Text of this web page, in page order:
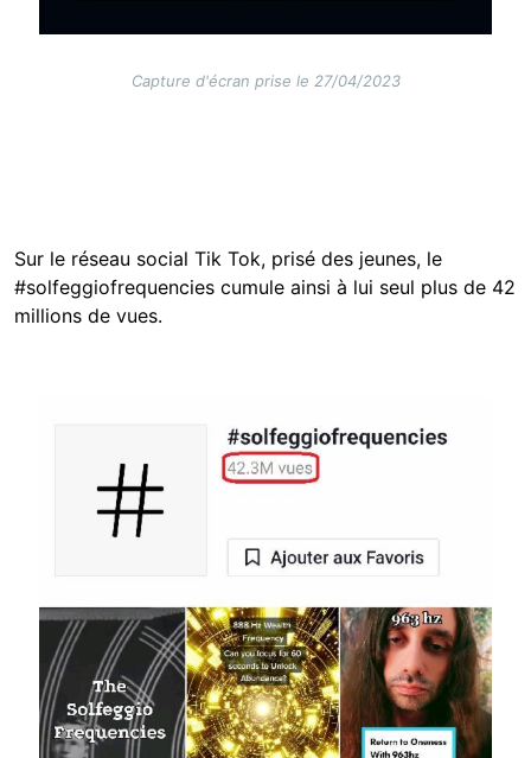
Capture d'écran prise le 27/04/2023
Sur le réseau social Tik Tok, prisé des jeunes, le
#solfeggiofrequencies cumule ainsi à lui seul plus de 42
millions de vues.